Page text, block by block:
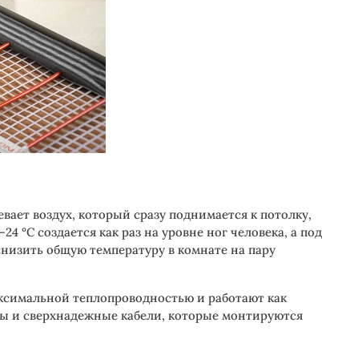
воздух, который сразу поднимается к потолку,
°C создается как раз на уровне ног человека, а под
общую температуру в комнате на пару
теплопроводностью и работают как
и сверхнадежные кабели, которые монтируются